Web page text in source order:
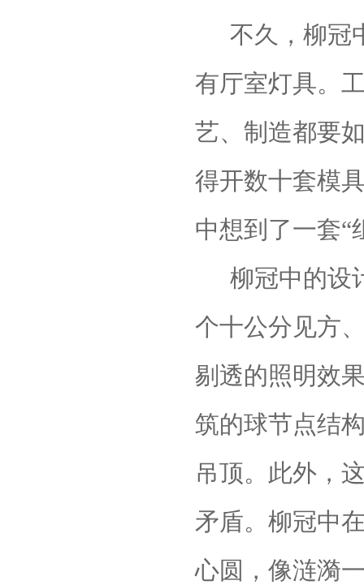
不久，柳冠
有厅室灯具。
艺、制造都要
得开数十套模
中想到了一套“
柳冠中的设
个十公分见方
剔透的照明效
筑的球节点结
吊顶。此外，
矛盾。柳冠中
心圆，像涟漪